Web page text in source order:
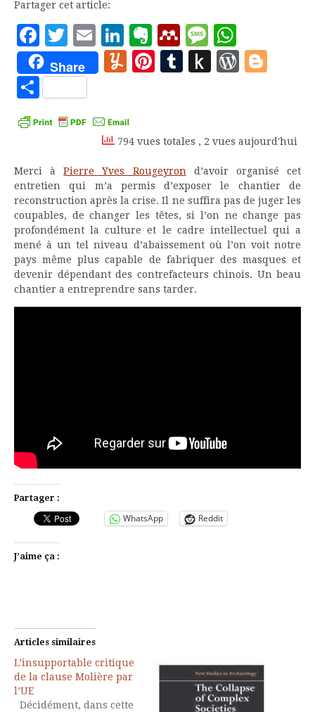
Partager cet article:
Facebook
Twitter
EmailLinkedIn
Evernote
Mendeley
Message
Share Yummly
Pinterest
Tumblr
Push
Partager
794 vues totales , 2 vues aujourd'hui
Merci àPierre Yves Rougeyron d’avoir organisé cet
entretien qui m’a permis d’exposer le chantier de
reconstruction après la crise. Il ne suffira pas de juger les
coupables, de changer les têtes, si l’on ne change pas
profondément la culture et le cadre intellectuel qui a
mené à un tel niveau d’abaissement où l’on voit notre
pays même plus capable de fabriquer des masques et
devenir dépendant des contrefacteurs chinois. Un beau
chantier a entreprendre sans tarder.
Partager :
WhatsApp Reddit
J’aime ça :
Articles similaires
L’insupportable critique
de la clause Molière par
l’UE
Décidément, dans cette